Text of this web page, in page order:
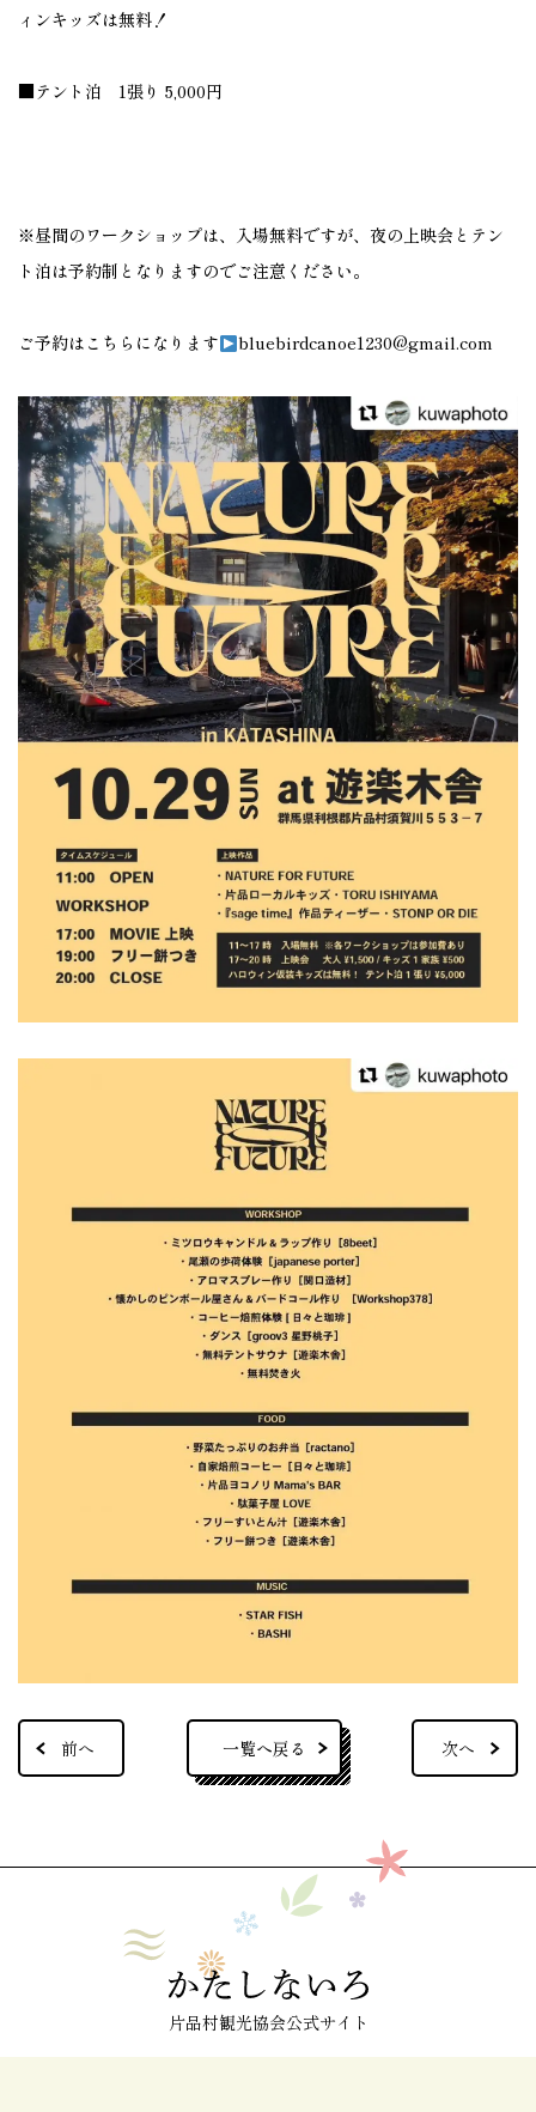
ィンキッズは無料！
■テント泊 1張り 5,000円
※昼間のワークショップは、入場無料ですが、夜の上映会とテン
ト泊は予約制となりますのでご注意ください。
ご予約はこちらになります bluebirdcanoe1230@gmail.com
前へ 次へ
一覧へ戻る
片品村観光協会公式サイト